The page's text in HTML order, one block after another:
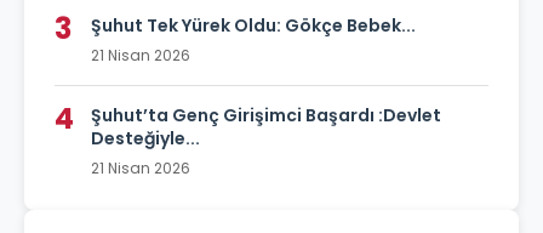
3 Şuhut Tek Yürek Oldu: Gökçe Bebek...
21 Nisan 2026
4
Şuhut’ta Genç Girişimci Başardı :Devlet
Desteğiyle...
21 Nisan 2026